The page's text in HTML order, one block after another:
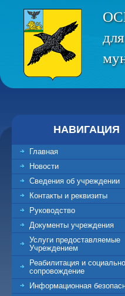
НАВИГАЦИЯ
Главная
Новости
Сведения об учреждении
Контакты и реквизиты
Руководство
Документы учреждения
Услуги предоставляемые
Учреждением
Реабилитация и
сопровождение
Информационная